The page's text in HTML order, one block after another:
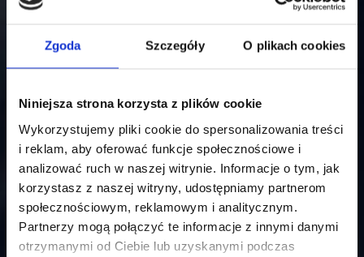
Zgoda Szczegóły O plikach cookies
Niniejsza strona korzysta z plików cookie
Wykorzystujemy pliki cookie do spersonalizowania treści
i reklam, aby oferować funkcje społecznościowe i
analizować ruch w naszej witrynie. Informacje o tym, jak
korzystasz z naszej witryny, udostępniamy partnerom
społecznościowym, reklamowym i analitycznym.
Partnerzy mogą połączyć te informacje z innymi danymi
otrzymanymi od Ciebie lub uzyskanymi podczas